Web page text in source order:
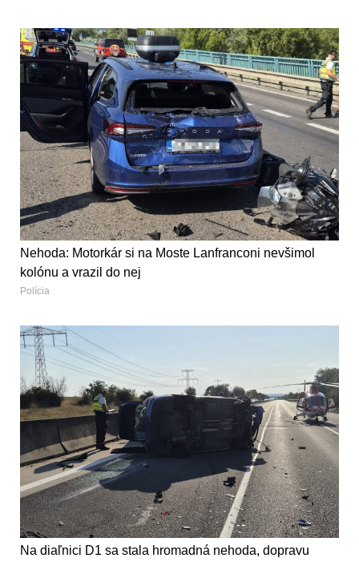
Nehoda: Motorkár si na Moste Lanfranconi nevšimol
kolónu a vrazil do nej
Polícia
Na diaľnici D1 sa stala hromadná nehoda, dopravu